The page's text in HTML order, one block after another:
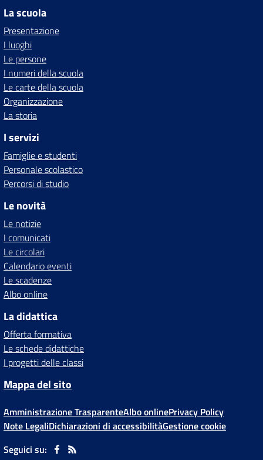
La scuola
Presentazione
I luoghi
Le persone
I numeri della scuola
Le carte della scuola
Organizzazione
La storia
I servizi
Famiglie e studenti
Personale scolastico
Percorsi di studio
Le novità
Le notizie
I comunicati
Le circolari
Calendario eventi
Le scadenze
Albo online
La didattica
Offerta formativa
Le schede didattiche
I progetti delle classi
Mappa del sito
Amministrazione TrasparenteAlbo onlinePrivacy Policy
Note LegaliDichiarazioni di accessibilitàGestione cookie
Seguici su: